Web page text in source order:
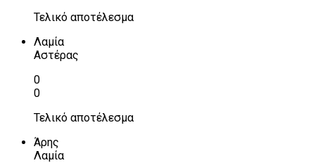
Τελικό αποτέλεσμα
Λαμία
Αστέρας
0
0
Τελικό αποτέλεσμα
Άρης
Λαμία